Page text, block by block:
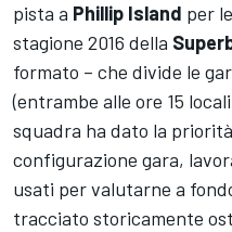
pista a Phillip Island per
stagione 2016 della
formato – che divide le
(entrambe alle ore 15
squadra ha dato la
configurazione gara,
usati per valutarne a
tracciato storicamente